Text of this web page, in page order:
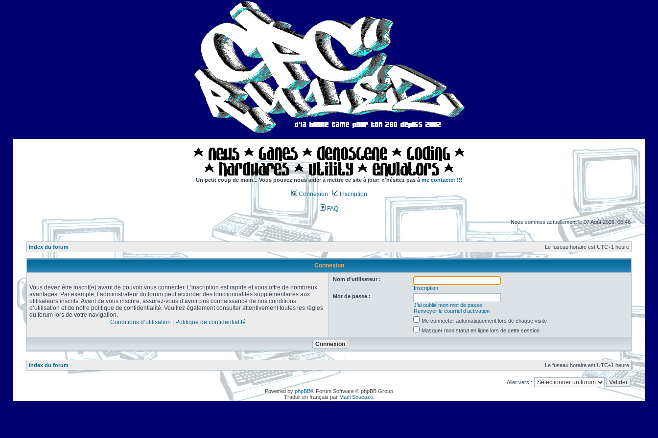
Un petit coup de main... Vous pouvez nous aider à mettre ce site à jour: n'hésitez pas à me contacter !!!
Connexion Inscription
FAQ
Nous sommes actuellement le 07 Août 2026, 05:46
Index du forum Le fuseau horaire est UTC+1 heure
Connexion
Vous devez être inscrit(e) avant de pouvoir vous connecter. L’inscription est rapide et vous offre de nombreux
avantages. Par exemple, l’administrateur du forum peut accorder des fonctionnalités supplémentaires aux
utilisateurs inscrits. Avant de vous inscrire, assurez-vous d’avoir pris connaissance de nos conditions
d’utilisation et de notre politique de confidentialité. Veuillez également consulter attentivement toutes les règles
du forum lors de votre navigation.
Conditions d’utilisation
Politique de confidentialité
Nom d’utilisateur :
Inscription
Mot de passe :
J’ai oublié mon mot de passe
Renvoyer le courriel d’activation
Me connecter automatiquement lors de chaque visite
Masquer mon statut en ligne lors de cette session
Index du forum Le fuseau horaire est UTC+1 heure
Aller vers :
Powered by phpBB® Forum Software © phpBB Group
Traduit en français par Maël Soucaze.